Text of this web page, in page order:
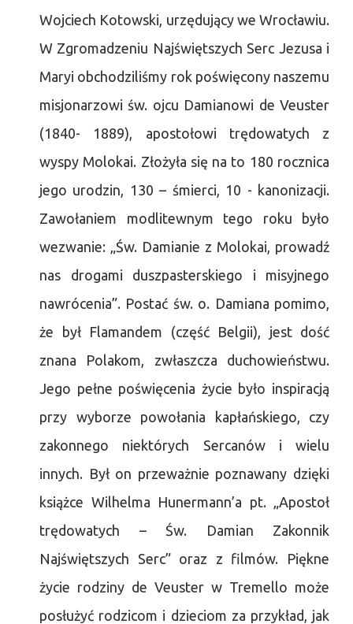
Wojciech Kotowski, urzędujący we Wrocławiu.
W Zgromadzeniu Najświętszych Serc Jezusa i
Maryi obchodziliśmy rok poświęcony naszemu
misjonarzowi św. ojcu Damianowi de Veuster
(1840- 1889), apostołowi trędowatych z
wyspy Molokai. Złożyła się na to 180 rocznica
jego urodzin, 130 – śmierci, 10 - kanonizacji.
Zawołaniem modlitewnym tego roku było
wezwanie: „Św. Damianie z Molokai, prowadź
nas drogami duszpasterskiego i misyjnego
nawrócenia”. Postać św. o. Damiana pomimo,
że był Flamandem (część Belgii), jest dość
znana Polakom, zwłaszcza duchowieństwu.
Jego pełne poświęcenia życie było inspiracją
przy wyborze powołania kapłańskiego, czy
zakonnego niektórych Sercanów i wielu
innych. Był on przeważnie poznawany dzięki
książce Wilhelma Hunermann’a pt. „Apostoł
trędowatych – Św. Damian Zakonnik
Najświętszych Serc” oraz z filmów. Piękne
życie rodziny de Veuster w Tremello może
posłużyć rodzicom i dzieciom za przykład, jak